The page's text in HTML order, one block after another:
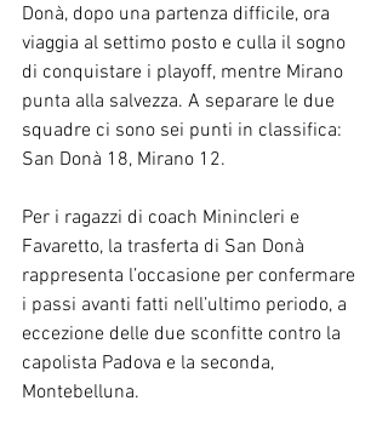
Donà, dopo una partenza difficile, ora
viaggia al settimo posto e culla il sogno
di conquistare i playoff, mentre Mirano
punta alla salvezza. A separare le due
squadre ci sono sei punti in classifica:
San Donà 18, Mirano 12.
Per i ragazzi di coach Minincleri e
Favaretto, la trasferta di San Donà
rappresenta l’occasione per confermare
i passi avanti fatti nell’ultimo periodo, a
eccezione delle due sconfitte contro la
capolista Padova e la seconda,
Montebelluna.